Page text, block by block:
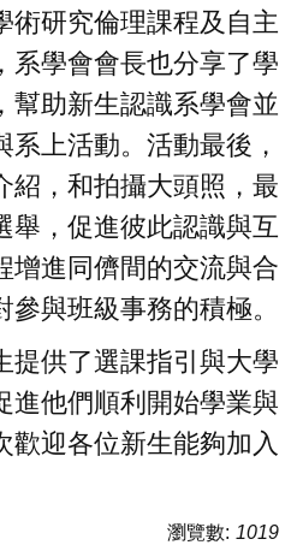
術研究倫理課程及自主
系學會會長也分享了學
幫助新生認識系學會並
上活動。活動最後，
紹，和拍攝大頭照，最
舉，促進彼此認識與互
增進同儕間的交流與合
與班級事務的積極。
供了選課指引與大學
進他們順利開始學業與
歡迎各位新生能夠加入
瀏覽數: 1019